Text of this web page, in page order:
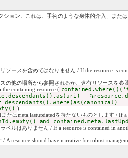
ョン。これは、手術のような身体的介入、また
ースを含めてはなりません / If the resource is
他の場所から参照されるか、含有リソースを参
containing resource (
|
)
はmeta.lastupdatedを持たないものとします / If a
and
ルはありません / If a resource is contained in
resource should have narrative for robust